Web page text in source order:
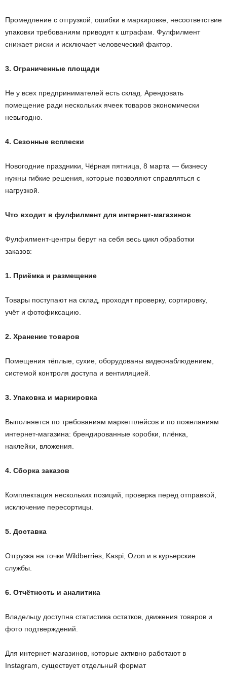
Промедление с отгрузкой, ошибки в маркировке, несоответствие
упаковки требованиям приводят к штрафам. Фулфилмент
снижает риски и исключает человеческий фактор.
3. Ограниченные площади
Не у всех предпринимателей есть склад. Арендовать
помещение ради нескольких ячеек товаров экономически
невыгодно.
4. Сезонные всплески
Новогодние праздники, Чёрная пятница, 8 марта — бизнесу
нужны гибкие решения, которые позволяют справляться с
нагрузкой.
Что входит в фулфилмент для интернет-магазинов
Фулфилмент-центры берут на себя весь цикл обработки
заказов:
1. Приёмка и размещение
Товары поступают на склад, проходят проверку, сортировку,
учёт и фотофиксацию.
2. Хранение товаров
Помещения тёплые, сухие, оборудованы видеонаблюдением,
системой контроля доступа и вентиляцией.
3. Упаковка и маркировка
Выполняется по требованиям маркетплейсов и по пожеланиям
интернет-магазина: брендированные коробки, плёнка,
наклейки, вложения.
4. Сборка заказов
Комплектация нескольких позиций, проверка перед отправкой,
исключение пересортицы.
5. Доставка
Отгрузка на точки Wildberries, Kaspi, Ozon и в курьерские
службы.
6. Отчётность и аналитика
Владельцу доступна статистика остатков, движения товаров и
фото подтверждений.
Для интернет-магазинов, которые активно работают в
Instagram, существует отдельный формат